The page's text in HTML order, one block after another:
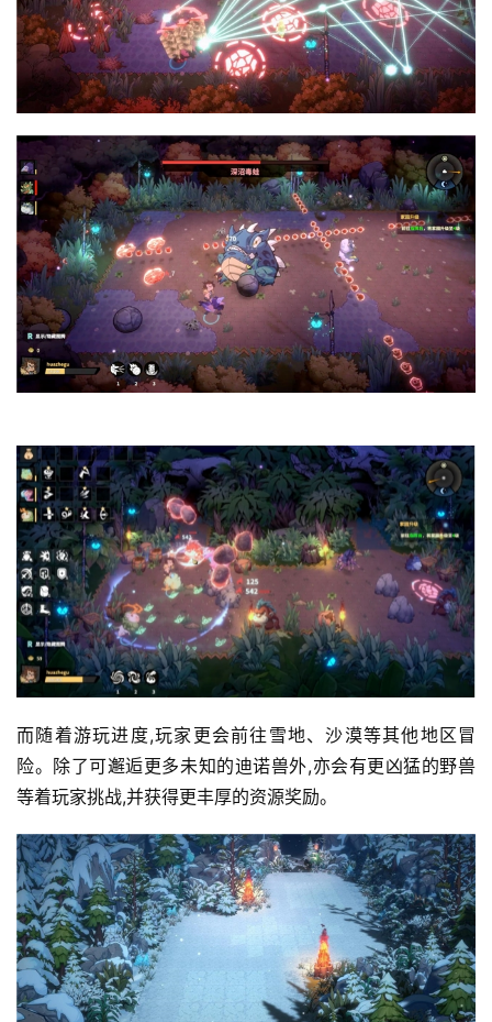
首
页
游
茶
原
创
业
界
手
机
游
戏
单
游
戏
闲
游
戏
2
0
2
而随着游玩进度,玩家更会前往雪地、沙漠等其他地区冒
险。除了可邂逅更多未知的迪诺兽外,亦会有更凶猛的野兽
等着玩家挑战,并获得更丰厚的资源奖励。